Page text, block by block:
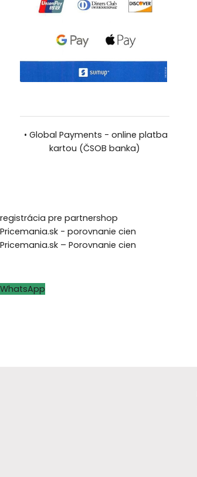
• Global Payments - online platba
kartou (ČSOB banka)
registrácia pre partnershop
Pricemania.sk - porovnanie cien
Pricemania.sk – Porovnanie cien
WhatsApp